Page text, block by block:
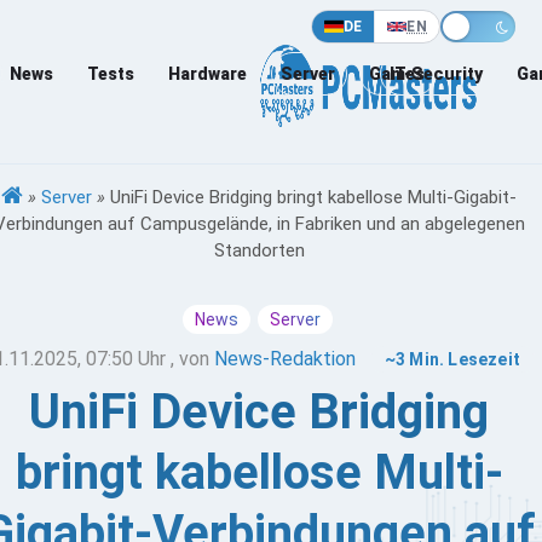
DE EN
News Tests Hardware Server Games
IT-Security
» Server » UniFi Device Bridging bringt kabellose Multi-Gigabit-
auf Campusgelände, in Fabriken und an abgelegenen
Standorten
News Server
07:50 Uhr , von News-Redaktion ~3 Min. Lesezeit
UniFi Device Bridging
bringt kabellose Multi-